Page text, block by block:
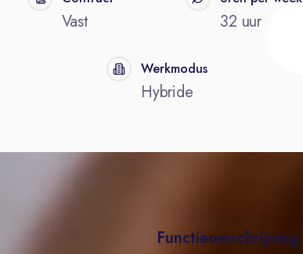
Vast 32 uur
Werkmodus
Hybride
Functieomschrijving